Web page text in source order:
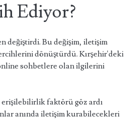
Ediyor?
değiştirdi. Bu değişim, iletişim
dönüştürdü. Kırşehir'deki
sohbetlere olan ilgilerini
faktörü göz ardı
anında iletişim kurabilecekleri